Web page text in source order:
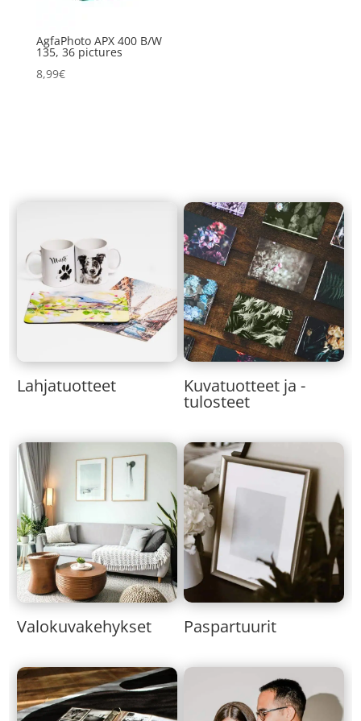
AgfaPhoto APX 400 B/W
135, 36 pictures
8,99€
Lahjatuotteet Kuvatuotteet ja -
tulosteet
Valokuvakehykset Paspartuurit